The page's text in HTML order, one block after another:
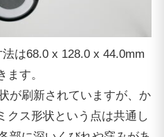
は68.0 x 128.0 x 44.0mm
す。
が刷新されていますが、か
クス形状という点は共通し